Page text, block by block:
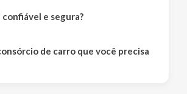
e segura?
de carro que você precisa